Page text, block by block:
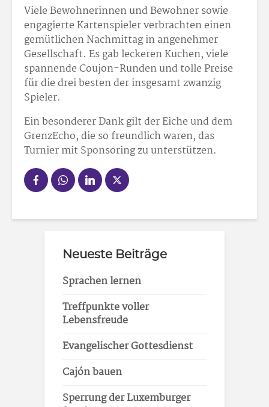
Viele Bewohnerinnen und Bewohner sowie
engagierte Kartenspieler verbrachten einen
gemütlichen Nachmittag in angenehmer
Gesellschaft. Es gab leckeren Kuchen, viele
spannende Coujon-Runden und tolle Preise
für die drei besten der insgesamt zwanzig
Spieler.
Ein besonderer Dank gilt der Eiche und dem
GrenzEcho, die so freundlich waren, das
Turnier mit Sponsoring zu unterstützen.
Neueste Beiträge
Sprachen lernen
Treffpunkte voller
Lebensfreude
Evangelischer Gottesdienst
Cajón bauen
Sperrung der Luxemburger